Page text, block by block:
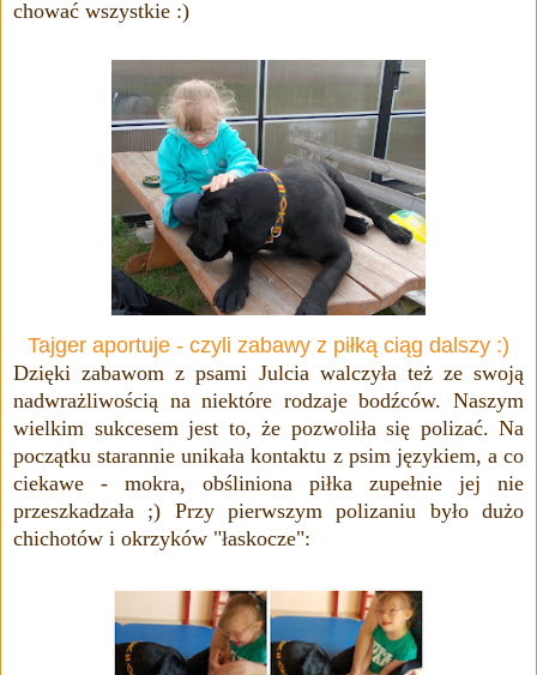
chować wszystkie :)
Tajger aportuje - czyli zabawy z piłką ciąg dalszy :)
Dzięki zabawom z psami Julcia walczyła też ze swoją
nadwrażliwością na niektóre rodzaje bodźców. Naszym
wielkim sukcesem jest to, że pozwoliła się polizać. Na
początku starannie unikała kontaktu z psim językiem, a co
ciekawe - mokra, obśliniona piłka zupełnie jej nie
przeszkadzała ;) Przy pierwszym polizaniu było dużo
chichotów i okrzyków "łaskocze":